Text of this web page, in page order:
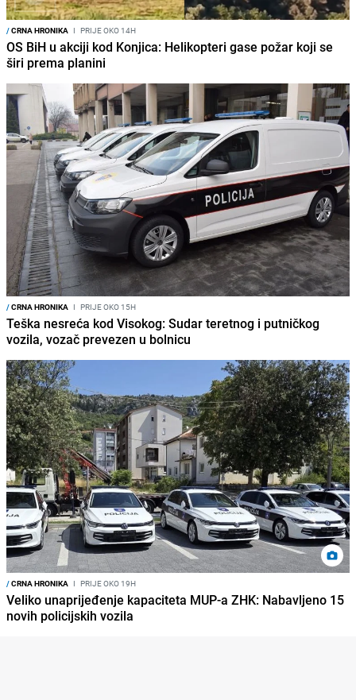
/CRNA HRONIKA I PRIJE OKO 14H
OS BiH u akciji kod Konjica: Helikopteri gase požar koji se
širi prema planini
/CRNA HRONIKA I PRIJE OKO 15H
Teška nesreća kod Visokog: Sudar teretnog i putničkog
vozila, vozač prevezen u bolnicu
/CRNA HRONIKA I PRIJE OKO 19H
Veliko unaprijeđenje kapaciteta MUP-a ZHK: Nabavljeno 15
novih policijskih vozila